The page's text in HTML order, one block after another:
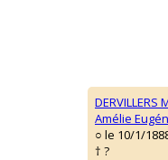
DERVILLERS
Amélie
○ le 10/1/
† ?